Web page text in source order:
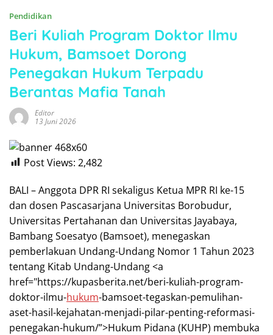
Pendidikan
Beri Kuliah Program Doktor Ilmu
Hukum, Bamsoet Dorong
Penegakan Hukum Terpadu
Berantas Mafia Tanah
Editor
13 Juni 2026
Post Views: 2,482
BALI – Anggota DPR RI sekaligus Ketua MPR RI ke-15
dan dosen Pascasarjana Universitas Borobudur,
Universitas Pertahanan dan Universitas Jayabaya,
Bambang Soesatyo (Bamsoet), menegaskan
pemberlakuan Undang-Undang Nomor 1 Tahun 2023
tentang Kitab Undang-Undang <a
href="https://kupasberita.net/beri-kuliah-program-
doktor-ilmu-hukum-bamsoet-tegaskan-pemulihan-
aset-hasil-kejahatan-menjadi-pilar-penting-reformasi-
penegakan-hukum/”>Hukum Pidana (KUHP) membuka